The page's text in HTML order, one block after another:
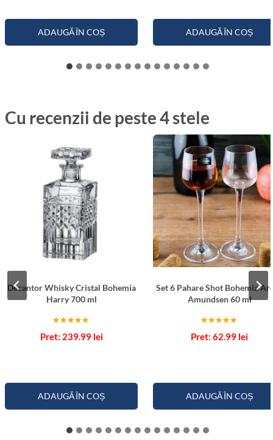
ADAUGĂ ÎN COȘ ADAUGĂ ÎN COȘ
Cu recenzii de peste 4 stele
Decantor Whisky Cristal Bohemia
Harry 700 ml
5.00
239.99 lei
ADAUGĂ ÎN COȘ
Set 6 Pahare Shot Bohemia
Amundsen 60 ml
5.00
62.99 lei
ADAUGĂ ÎN COȘ